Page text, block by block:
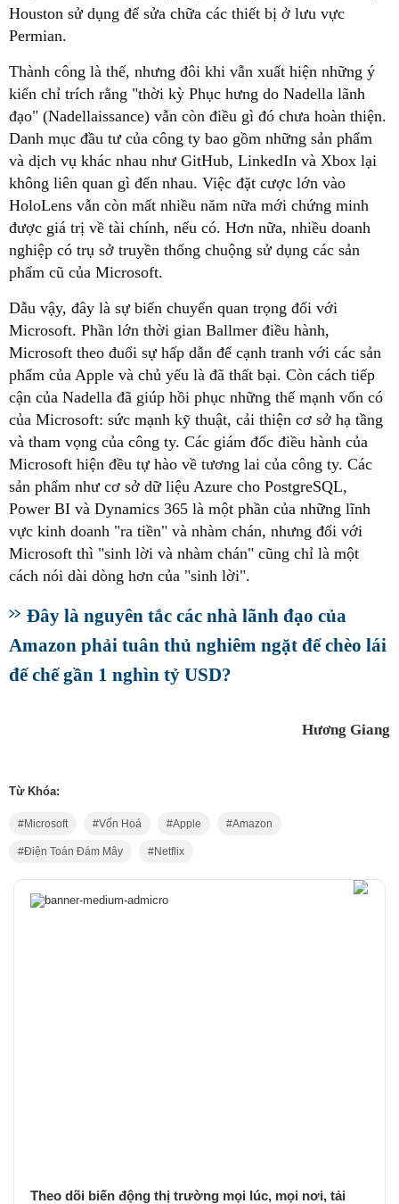
Houston sử dụng để sửa chữa các thiết bị ở lưu vực
Permian.
Thành công là thế, nhưng đôi khi vẫn xuất hiện những ý
kiến chỉ trích rằng "thời kỳ Phục hưng do Nadella lãnh
đạo" (Nadellaissance) vẫn còn điều gì đó chưa hoàn thiện.
Danh mục đầu tư của công ty bao gồm những sản phẩm
và dịch vụ khác nhau như GitHub, LinkedIn và Xbox lại
không liên quan gì đến nhau. Việc đặt cược lớn vào
HoloLens vẫn còn mất nhiều năm nữa mới chứng minh
được giá trị về tài chính, nếu có. Hơn nữa, nhiều doanh
nghiệp có trụ sở truyền thống chuộng sử dụng các sản
phẩm cũ của Microsoft.
Dẫu vậy, đây là sự biến chuyển quan trọng đối với
Microsoft. Phần lớn thời gian Ballmer điều hành,
Microsoft theo đuổi sự hấp dẫn để cạnh tranh với các sản
phẩm của Apple và chủ yếu là đã thất bại. Còn cách tiếp
cận của Nadella đã giúp hồi phục những thế mạnh vốn có
của Microsoft: sức mạnh kỹ thuật, cải thiện cơ sở hạ tầng
và tham vọng của công ty. Các giám đốc điều hành của
Microsoft hiện đều tự hào về tương lai của công ty. Các
sản phẩm như cơ sở dữ liệu Azure cho PostgreSQL,
Power BI và Dynamics 365 là một phần của những lĩnh
vực kinh doanh "ra tiền" và nhàm chán, nhưng đối với
Microsoft thì "sinh lời và nhàm chán" cũng chỉ là một
cách nói dài dòng hơn của "sinh lời".
Đây là nguyên tắc các nhà lãnh đạo của
Amazon phải tuân thủ nghiêm ngặt để chèo lái
đế chế gần 1 nghìn tỷ USD?
Hương Giang
Từ Khóa:
Microsoft Vốn Hoá Apple Amazon
Điện Toán Đám Mây Netflix
Theo dõi biến động thị trường mọi lúc, mọi nơi, tải